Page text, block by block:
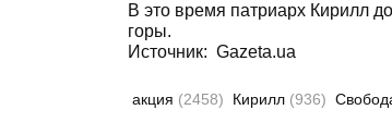
В это время патриарх Кирилл
горы.
Источник: Gazeta.ua
акция (2458) Кирилл (936)